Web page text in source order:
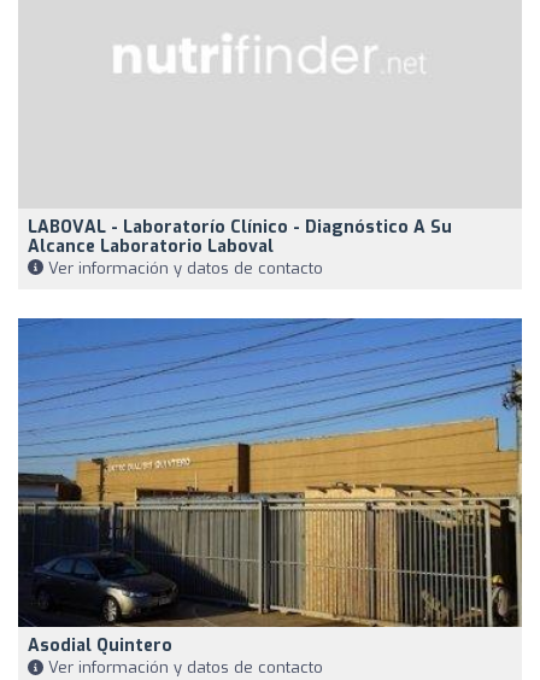
LABOVAL - Laboratorío Clínico - Diagnóstico A Su
Alcance Laboratorio Laboval
Ver información y datos de contacto
Asodial Quintero
Ver información y datos de contacto